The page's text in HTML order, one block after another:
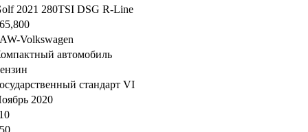
2021 280TSI DSG R-Line
Volkswagen
автомобиль
стандарт VI
2020